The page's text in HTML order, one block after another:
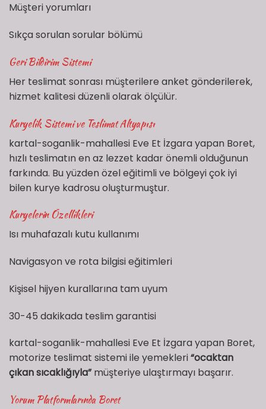
Müşteri yorumları
Sıkça sorulan sorular bölümü
Geri Bildirim Sistemi
Her teslimat sonrası müşterilere anket gönderilerek,
hizmet kalitesi düzenli olarak ölçülür.
Kuryelik Sistemi ve Teslimat Altyapısı
kartal-soganlik-mahallesi Eve Et İzgara yapan Boret,
hızlı teslimatın en az lezzet kadar önemli olduğunun
farkında. Bu yüzden özel eğitimli ve bölgeyi çok iyi
bilen kurye kadrosu oluşturmuştur.
Kuryelerin Özellikleri
Isı muhafazalı kutu kullanımı
Navigasyon ve rota bilgisi eğitimleri
Kişisel hijyen kurallarına tam uyum
30-45 dakikada teslim garantisi
kartal-soganlik-mahallesi Eve Et İzgara yapan Boret,
motorize teslimat sistemi ile yemekleri“ocaktan
çıkan sıcaklığıyla”müşteriye ulaştırmayı başarır.
Yorum Platformlarında Boret